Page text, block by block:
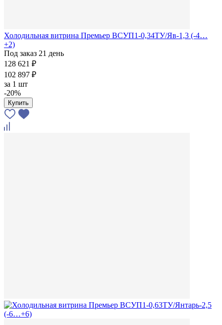
Холодильная витрина Премьер ВСУП1-0,34ТУ/Яв-1,3 (-4…
+2)
Под заказ 21 день
128 621 ₽
102 897 ₽
за 1 шт
-20%
Купить